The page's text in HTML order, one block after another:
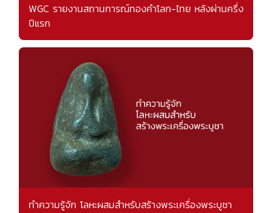
WGC รายงานสถานการณ์ทองคำโลก-ไทย หลังผ่านครึ่ง
ปีแรก
ทำความรู้จัก โลหะผสมสำหรับสร้างพระเครื่องพระบูชา